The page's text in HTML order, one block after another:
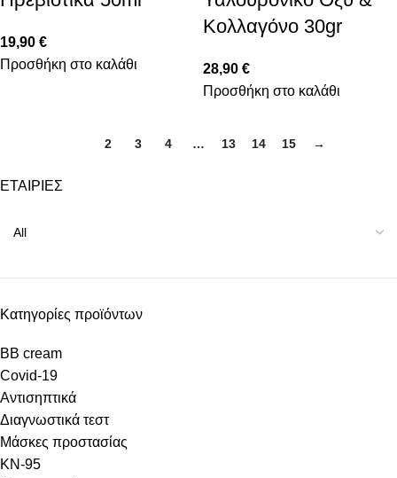
ΕΤΑΙΡΙΕΣ
Κατηγορίες προϊόντων
BB cream
Covid-19
Αντισηπτικά
Διαγνωστικά τεστ
Μάσκες προστασίας
KN-95
19,90 €
Προσθήκη στο καλάθι
Κολλαγόνο 30gr
28,90 €
Προσθήκη στο καλάθι
2 3 4 … 13 14 15 →